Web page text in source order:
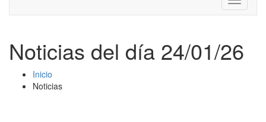
Noticias del día 24/01/26
Inicio
Noticias